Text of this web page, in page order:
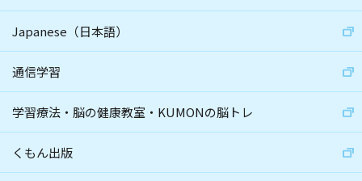
Japanese（日本語）
通信学習
学習療法・脳の健康教室・KUMONの脳トレ
くもん出版